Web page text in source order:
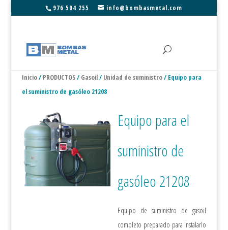
976 504 255 info@bombasmetal.com
Inicio/ PRODUCTOS/ Gasoil/ Unidad de suministro/ Equipo para
el suministro de gasóleo 21208
Equipo para el
suministro de
gasóleo 21208
Equipo de suministro de gasoil
completo preparado para instalarlo